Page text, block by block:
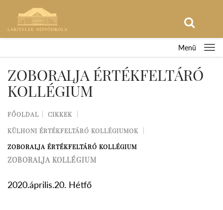
Menü
ZOBORALJA ÉRTÉKFELTÁRÓ
KOLLÉGIUM
FŐOLDAL CIKKEK
KÜLHONI ÉRTÉKFELTÁRÓ KOLLÉGIUMOK
ZOBORALJA ÉRTÉKFELTÁRÓ KOLLÉGIUM
ZOBORALJA KOLLÉGIUM
2020.április.20. Hétfő